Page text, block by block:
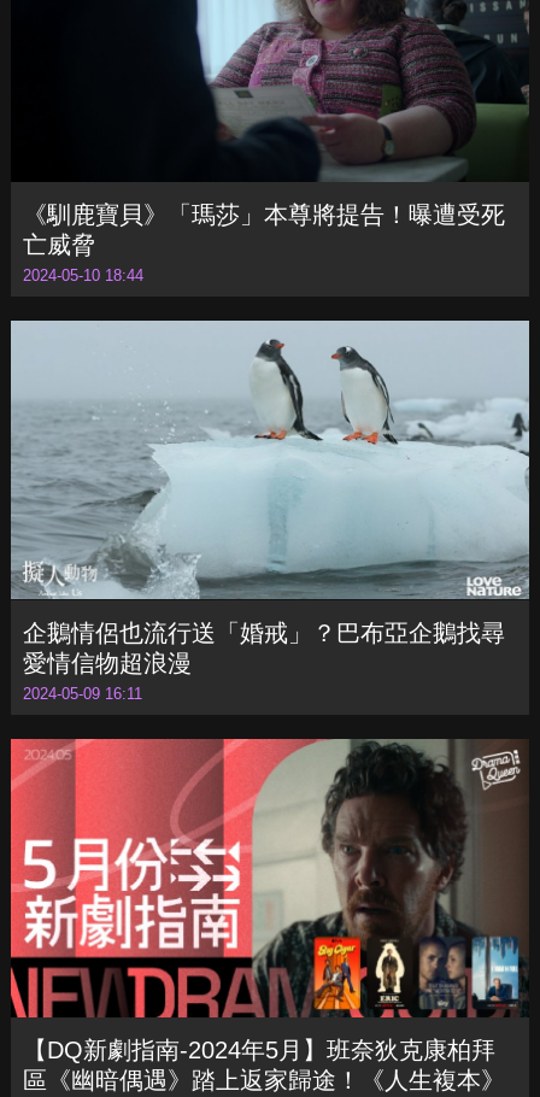
《馴鹿寶貝》「瑪莎」本尊將提告！曝遭受死
亡威脅
2024-05-10 18:44
企鵝情侶也流行送「婚戒」？巴布亞企鵝找尋
愛情信物超浪漫
2024-05-09 16:11
【DQ新劇指南-2024年5月】班奈狄克康柏拜
區《幽暗偶遇》踏上返家歸途！《人生複本》